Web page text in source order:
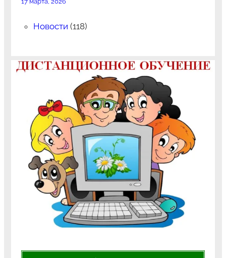
Новости (118)